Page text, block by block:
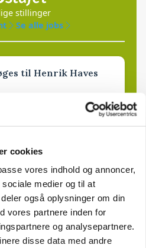
cookies
vores indhold og annoncer,
medier og til at
også oplysninger om din
vores partnere inden for
og analysepartnere.
disse data med andre
stillinger
Se alle jobs
til Henrik Haves
NY 03. aug.